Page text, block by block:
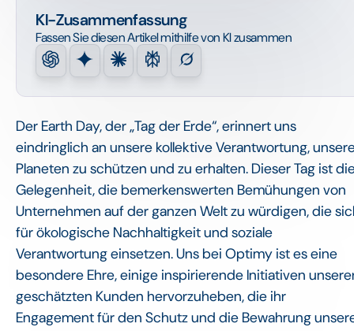
KI-Zusammenfassung
Fassen Sie diesen Artikel mithilfe von KI zusammen
Der Earth Day, der „Tag der Erde“, erinnert uns
eindringlich an unsere kollektive Verantwortung,
Planeten zu schützen und zu erhalten. Dieser Tag ist
Gelegenheit, die bemerkenswerten Bemühungen von
Unternehmen auf der ganzen Welt zu würdigen, die
für ökologische Nachhaltigkeit und soziale
Verantwortung einsetzen. Uns bei Optimy ist es eine
besondere Ehre, einige inspirierende Initiativen
geschätzten Kunden hervorzuheben, die ihr
Engagement für den Schutz und die Bewahrung